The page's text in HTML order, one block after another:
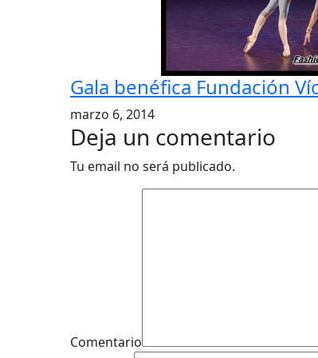
Gala benéfica Fundación
marzo 6, 2014
Deja un comentario
Tu email no será publicado.
Comentario